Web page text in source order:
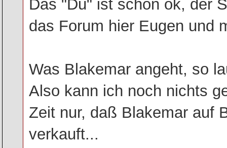
Das "Du" ist schon ok, der
das Forum hier Eugen und
Was Blakemar angeht, so
Also kann ich noch nichts
Zeit nur, daß Blakemar auf
verkauft...